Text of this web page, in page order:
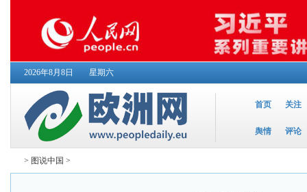
2026年8月8日 星期六
首页 关注
舆情 评论
> 图说中国 >